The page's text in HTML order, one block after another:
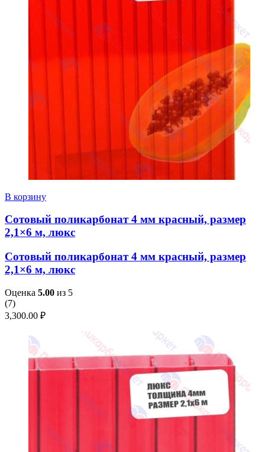
В корзину
Сотовый поликарбонат 4 мм красный, размер
2,1×6 м, люкс
Сотовый поликарбонат 4 мм красный, размер
2,1×6 м, люкс
Оценка 5.00 из 5
(7)
3,300.00 ₽